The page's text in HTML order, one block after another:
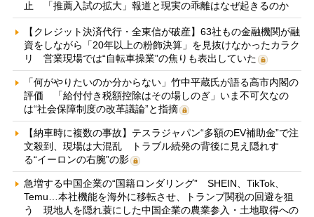
止 「推薦入試の拡大」報道と現実の乖離はなぜ起きるのか
【クレジット決済代行・全東信が破産】63社もの金融機関が融
資をしながら「20年以上の粉飾決算」を見抜けなかったカラク
リ 営業現場では“自転車操業”の焦りも表出していた
「何がやりたいのか分からない」竹中平蔵氏が語る高市内閣の
評価 「給付付き税額控除はその場しのぎ」いま不可欠なの
は“社会保障制度の改革議論”と指摘
【納車時に複数の事故】テスラジャパン“多額のEV補助金”で注
文殺到、現場は大混乱 トラブル続発の背後に見え隠れす
る“イーロンの右腕”の影
急増する中国企業の“国籍ロンダリング” SHEIN、TikTok、
Temu…本社機能を海外に移転させ、トランプ関税の回避を狙
う 現地人を隠れ蓑にした中国企業の農業参入・土地取得への